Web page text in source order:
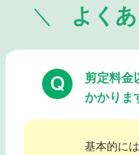
よく
剪定料金
かかりま
基本的に